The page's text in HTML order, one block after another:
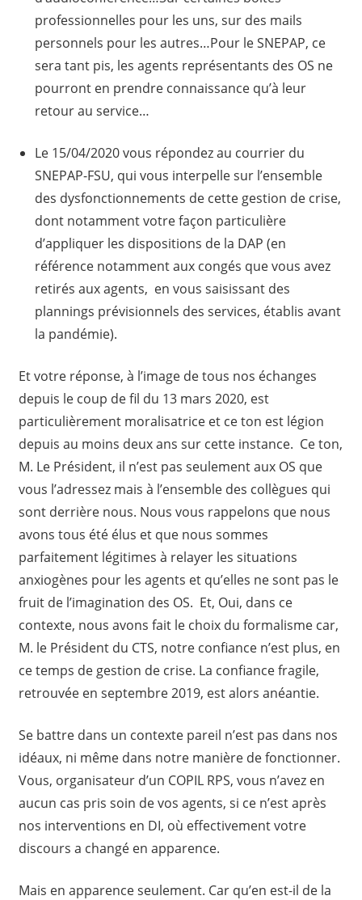
professionnelles pour les uns, sur des mails
personnels pour les autres…Pour le SNEPAP, ce
sera tant pis, les agents représentants des OS ne
pourront en prendre connaissance qu’à leur
retour au service…
Le 15/04/2020 vous répondez au courrier du
SNEPAP-FSU, qui vous interpelle sur l’ensemble
des dysfonctionnements de cette gestion de crise,
dont notamment votre façon particulière
d’appliquer les dispositions de la DAP (en
référence notamment aux congés que vous avez
retirés aux agents, en vous saisissant des
plannings prévisionnels des services, établis avant
la pandémie).
Et votre réponse, à l’image de tous nos échanges
depuis le coup de fil du 13 mars 2020, est
particulièrement moralisatrice et ce ton est légion
depuis au moins deux ans sur cette instance. Ce ton,
M. Le Président, il n’est pas seulement aux OS que
vous l’adressez mais à l’ensemble des collègues qui
sont derrière nous. Nous vous rappelons que nous
avons tous été élus et que nous sommes
parfaitement légitimes à relayer les situations
anxiogènes pour les agents et qu’elles ne sont pas le
fruit de l’imagination des OS. Et, Oui, dans ce
contexte, nous avons fait le choix du formalisme car,
M. le Président du CTS, notre confiance n’est plus, en
ce temps de gestion de crise. La confiance fragile,
retrouvée en septembre 2019, est alors anéantie.
Se battre dans un contexte pareil n’est pas dans nos
idéaux, ni même dans notre manière de fonctionner.
Vous, organisateur d’un COPIL RPS, vous n’avez en
aucun cas pris soin de vos agents, si ce n’est après
nos interventions en DI, où effectivement votre
discours a changé en apparence.
Mais en apparence seulement. Car qu’en est-il de la